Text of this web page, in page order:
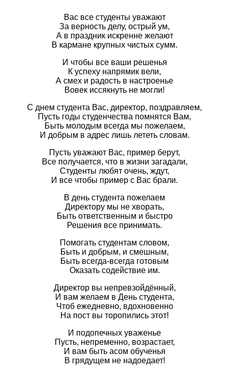
Вас все студенты уважают
За верность делу, острый ум,
А в праздник искренне желают
В кармане крупных чистых сумм.
И чтобы все ваши решенья
К успеху напрямик вели,
А смех и радость в настроенье
Вовек иссякнуть не могли!
С днем студента Вас, директор, поздравляем,
Пусть годы студенчества помнятся Вам,
Быть молодым всегда мы пожелаем,
И добрым в адрес лишь лететь словам.
Пусть уважают Вас, пример берут,
Все получается, что в жизни загадали,
Студенты любят очень, ждут,
И все чтобы пример с Вас брали.
В день студента пожелаем
Директору мы не хворать,
Быть ответственным и быстро
Решения все принимать.
Помогать студентам словом,
Быть и добрым, и смешным,
Быть всегда-всегда готовым
Оказать содействие им.
Директор вы непревзойдённый,
И вам желаем в День студента,
Чтоб ежедневно, вдохновенно
На пост вы торопились этот!
И подопечных уваженье
Пусть, непременно, возрастает,
И вам быть асом обученья
В грядущем не надоедает!